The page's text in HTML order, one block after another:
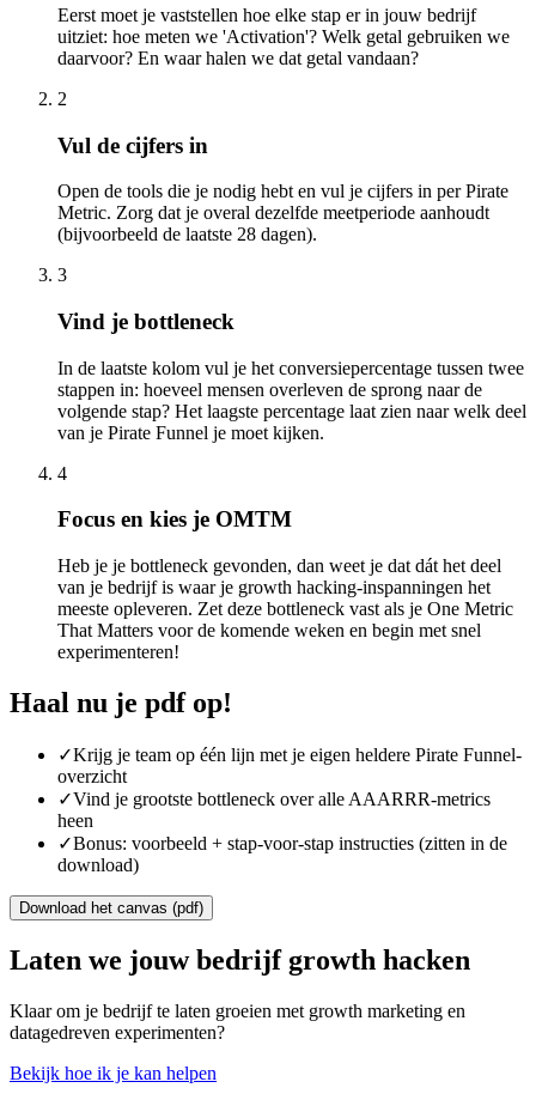
Eerst moet je vaststellen hoe elke stap er in jouw bedrijf
uitziet: hoe meten we 'Activation'? Welk getal gebruiken we
daarvoor? En waar halen we dat getal vandaan?
2
Vul de cijfers in
Open de tools die je nodig hebt en vul je cijfers in per Pirate
Metric. Zorg dat je overal dezelfde meetperiode aanhoudt
(bijvoorbeeld de laatste 28 dagen).
3
Vind je bottleneck
In de laatste kolom vul je het conversiepercentage tussen twee
stappen in: hoeveel mensen overleven de sprong naar de
volgende stap? Het laagste percentage laat zien naar welk deel
van je Pirate Funnel je moet kijken.
4
Focus en kies je OMTM
Heb je je bottleneck gevonden, dan weet je dat dát het deel
van je bedrijf is waar je growth hacking-inspanningen het
meeste opleveren. Zet deze bottleneck vast als je One Metric
That Matters voor de komende weken en begin met snel
experimenteren!
Haal nu je pdf op!
✓Krijg je team op één lijn met je eigen heldere Pirate Funnel-
overzicht
✓Vind je grootste bottleneck over alle AAARRR-metrics
heen
✓Bonus: voorbeeld + stap-voor-stap instructies (zitten in de
download)
Download het canvas (pdf)
Laten we jouw bedrijf growth hacken
Klaar om je bedrijf te laten groeien met growth marketing en
datagedreven experimenten?
Bekijk hoe ik je kan helpen